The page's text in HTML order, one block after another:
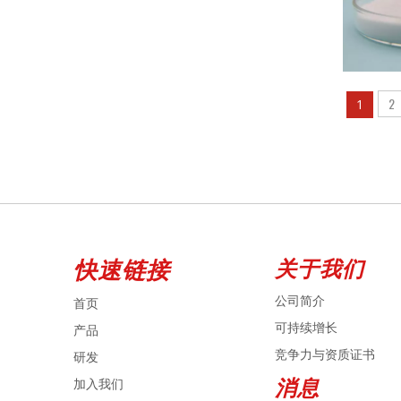
1 2
快速链接
首页
产品
研发
加入我们
关于我们
公司简介
可持续增长
竞争力与资质证书
消息